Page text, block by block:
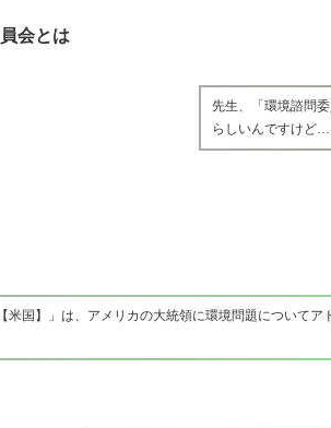
会とは
先生、「環境諮問
らしいんですけど…
米国】」は、アメリカの大統領に環境問題について